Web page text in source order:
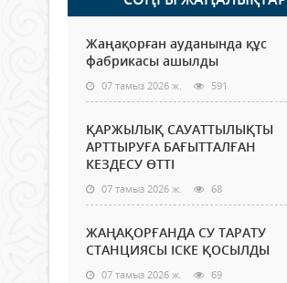
Жаңақорған ауданында құс
фабрикасы ашылды
07 тамыз 2026 ж. 591
ҚАРЖЫЛЫҚ САУАТТЫЛЫҚТЫ
АРТТЫРУҒА БАҒЫТТАЛҒАН
КЕЗДЕСУ ӨТТІ
07 тамыз 2026 ж. 68
ЖАҢАҚОРҒАНДА СУ ТАРАТУ
СТАНЦИЯСЫ ІСКЕ ҚОСЫЛДЫ
07 тамыз 2026 ж. 69